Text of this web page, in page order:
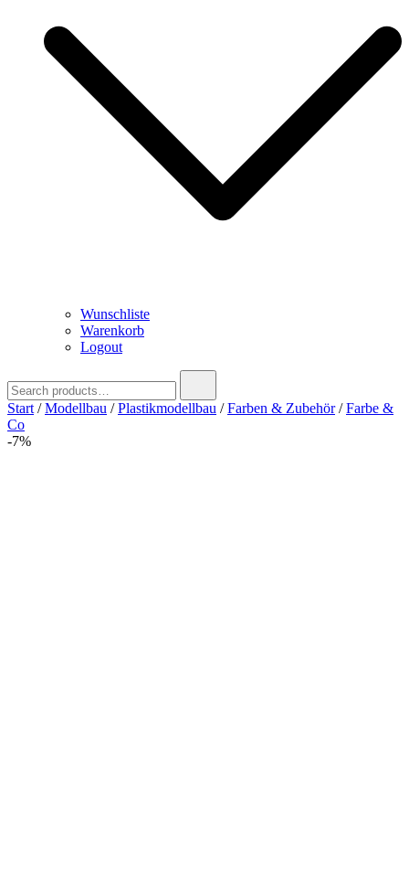
Wunschliste
Warenkorb
Logout
for:
Start /Modellbau /Plastikmodellbau /Farben & Zubehör/Farbe &
Co
-7%